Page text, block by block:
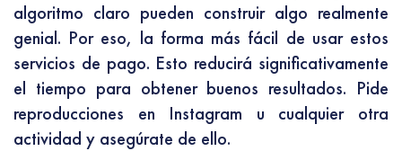
algoritmo claro pueden construir algo realmente
genial. Por eso, la forma más fácil de usar estos
servicios de pago. Esto reducirá significativamente
el tiempo para obtener buenos resultados. Pide
reproducciones en Instagram u cualquier otra
actividad y asegúrate de ello.